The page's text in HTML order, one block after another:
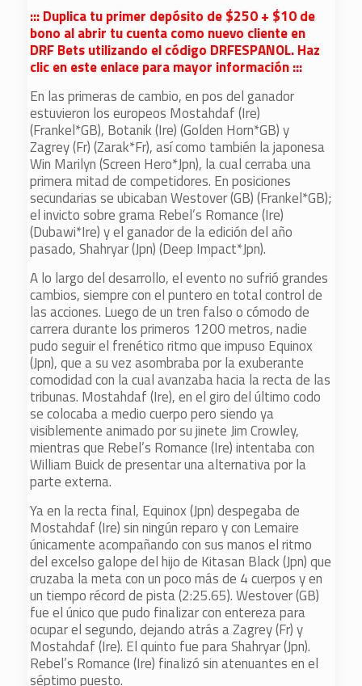
::: Duplica tu primer depósito de $250 + $10 de
bono al abrir tu cuenta como nuevo cliente en
DRF Bets utilizando el código DRFESPANOL. Haz
clic en este enlace para mayor información :::
En las primeras de cambio, en pos del ganador
estuvieron los europeos Mostahdaf (Ire)
(Frankel*GB), Botanik (Ire) (Golden Horn*GB) y
Zagrey (Fr) (Zarak*Fr), así como también la japonesa
Win Marilyn (Screen Hero*Jpn), la cual cerraba una
primera mitad de competidores. En posiciones
secundarias se ubicaban Westover (GB) (Frankel*GB);
el invicto sobre grama Rebel’s Romance (Ire)
(Dubawi*Ire) y el ganador de la edición del año
pasado, Shahryar (Jpn) (Deep Impact*Jpn).
A lo largo del desarrollo, el evento no sufrió grandes
cambios, siempre con el puntero en total control de
las acciones. Luego de un tren falso o cómodo de
carrera durante los primeros 1200 metros, nadie
pudo seguir el frenético ritmo que impuso Equinox
(Jpn), que a su vez asombraba por la exuberante
comodidad con la cual avanzaba hacia la recta de las
tribunas. Mostahdaf (Ire), en el giro del último codo
se colocaba a medio cuerpo pero siendo ya
visiblemente animado por su jinete Jim Crowley,
mientras que Rebel’s Romance (Ire) intentaba con
William Buick de presentar una alternativa por la
parte externa.
Ya en la recta final, Equinox (Jpn) despegaba de
Mostahdaf (Ire) sin ningún reparo y con Lemaire
únicamente acompañando con sus manos el ritmo
del excelso galope del hijo de Kitasan Black (Jpn) que
cruzaba la meta con un poco más de 4 cuerpos y en
un tiempo récord de pista (2:25.65). Westover (GB)
fue el único que pudo finalizar con entereza para
ocupar el segundo, dejando atrás a Zagrey (Fr) y
Mostahdaf (Ire). El quinto fue para Shahryar (Jpn).
Rebel’s Romance (Ire) finalizó sin atenuantes en el
séptimo puesto.